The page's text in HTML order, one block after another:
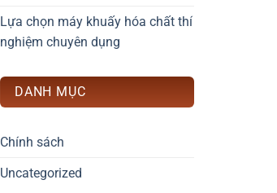
Lựa chọn máy khuấy hóa chất thí
nghiệm chuyên dụng
DANH MỤC
Chính sách
Uncategorized